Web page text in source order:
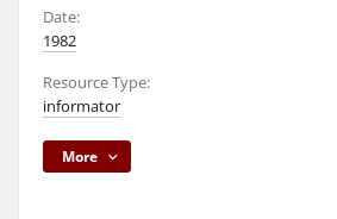
Date:
1982
Resource Type:
informator
More